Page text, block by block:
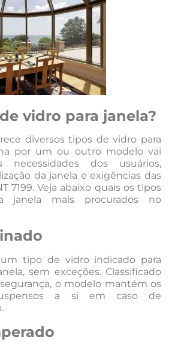
vidro para janela?
diversos tipos de vidro para
por um ou outro modelo vai
necessidades dos usuários,
da janela e exigências das
7199. Veja abaixo quais os tipos
janela mais procurados no
tipo de vidro indicado para
sem exceções. Classificado
o modelo mantém os
a si em caso de